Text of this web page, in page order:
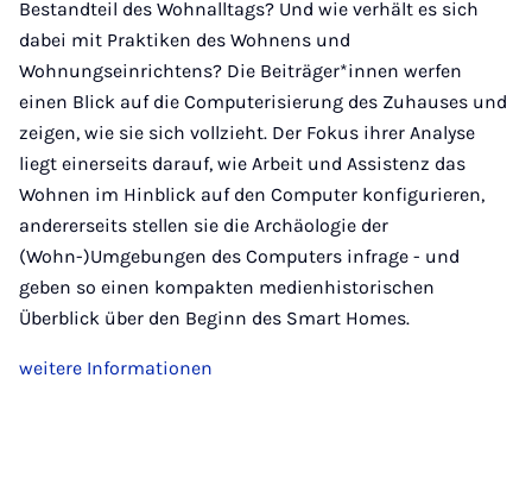
Bestandteil des Wohnalltags? Und wie verhält es sich
dabei mit Praktiken des Wohnens und
Wohnungseinrichtens? Die Beiträger*innen werfen
einen Blick auf die Computerisierung des Zuhauses und
zeigen, wie sie sich vollzieht. Der Fokus ihrer Analyse
liegt einerseits darauf, wie Arbeit und Assistenz das
Wohnen im Hinblick auf den Computer konfigurieren,
andererseits stellen sie die Archäologie der
(Wohn-)Umgebungen des Computers infrage - und
geben so einen kompakten medienhistorischen
Überblick über den Beginn des Smart Homes.
weitere Informationen